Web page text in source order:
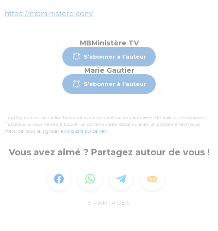
https://mbministere.com/
MBMinistère TV
S'abonner à l'auteur
Marie Gautier
S'abonner à l'auteur
TopChrétien est une plate-forme diffuseur de contenu de partenaires de qualité sélectionnés.
Toutefois, si vous veniez à trouver un contenu vidéo illicite ou avec un problème technique,
merci de nous le signaler en cliquant sur ce lien.
Vous avez aimé ? Partagez autour de vous !
5 PARTAGES